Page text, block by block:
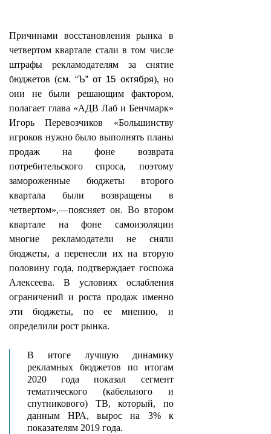
Причинами восстановления рынка в
четвертом квартале стали в том числе
штрафы рекламодателям за снятие
бюджетов (см. “Ъ” от 15 октября), но
они не были решающим фактором,
полагает глава «АДВ Лаб и Бенчмарк»
Игорь Перевозчиков «Большинству
игроков нужно было выполнять планы
продаж на фоне возврата
потребительского спроса, поэтому
замороженные бюджеты второго
квартала были возвращены в
четвертом»,—поясняет он. Во втором
квартале на фоне самоизоляции
многие рекламодатели не сняли
бюджеты, а перенесли их на вторую
половину года, подтверждает госпожа
Алексеева. В условиях ослабления
ограничений и роста продаж именно
эти бюджеты, по ее мнению, и
определили рост рынка.
В итоге лучшую динамику
рекламных бюджетов по итогам
2020 года показал сегмент
тематического (кабельного и
спутникового) ТВ, который, по
данным НРА, вырос на 3% к
показателям 2019 года.